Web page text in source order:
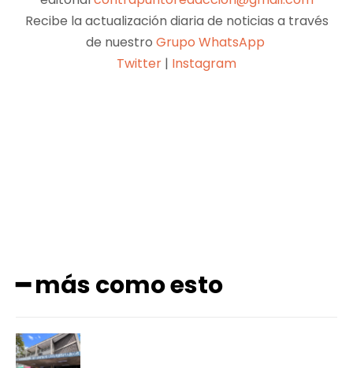
Recibe la actualización diaria de noticias a través
de nuestro Grupo WhatsApp
Twitter | Instagram
━ más como esto